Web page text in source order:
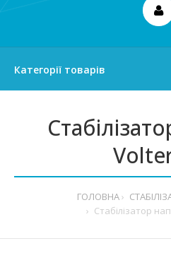
Категорії товарів
ГОЛОВНА
Стабілізатор